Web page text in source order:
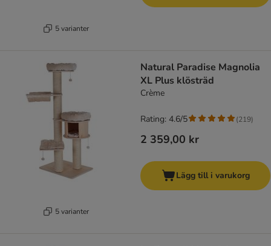
5 varianter
5 varianter
Natural Paradise Magnolia
XL Plus klösträd
Crème
2 359,00 kr
Rating: 4.6/5 (219)
Lägg till i varukorg